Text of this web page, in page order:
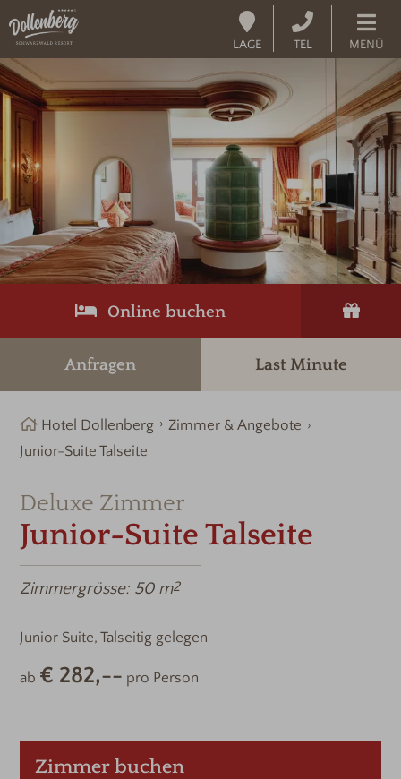
LAGE TEL MENÜ
Online buchen
Anfragen Last Minute
Hotel Dollenberg
Zimmer & Angebote
Junior-Suite Talseite
Deluxe Zimmer
Junior-Suite Talseite
Zimmergrösse: 50 m2
Junior Suite, Talseitig gelegen
ab € 282,-- pro Person
Zimmer buchen